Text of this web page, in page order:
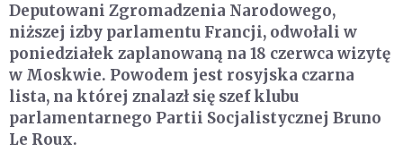
Deputowani Zgromadzenia Narodowego,
niższej izby parlamentu Francji, odwołali w
poniedziałek zaplanowaną na 18 czerwca wizytę
w Moskwie. Powodem jest rosyjska czarna
lista, na której znalazł się szef klubu
parlamentarnego Partii Socjalistycznej Bruno
Le Roux.